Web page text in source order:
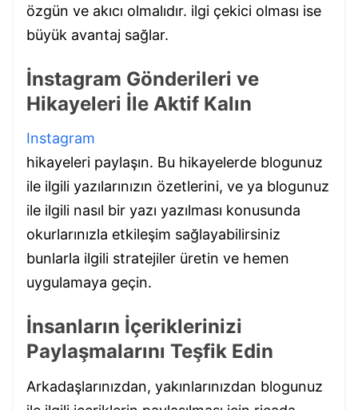
özgün ve akıcı olmalıdır. ilgi çekici olması ise
büyük avantaj sağlar.
İnstagram Gönderileri ve
Hikayeleri İle Aktif Kalın
Instagram
hikayeleri paylaşın. Bu hikayelerde blogunuz
ile ilgili yazılarınızın özetlerini, ve ya blogunuz
ile ilgili nasıl bir yazı yazılması konusunda
okurlarınızla etkileşim sağlayabilirsiniz
bunlarla ilgili stratejiler üretin ve hemen
uygulamaya geçin.
İnsanların İçeriklerinizi
Paylaşmalarını Teşfik Edin
Arkadaşlarınızdan, yakınlarınızdan blogunuz